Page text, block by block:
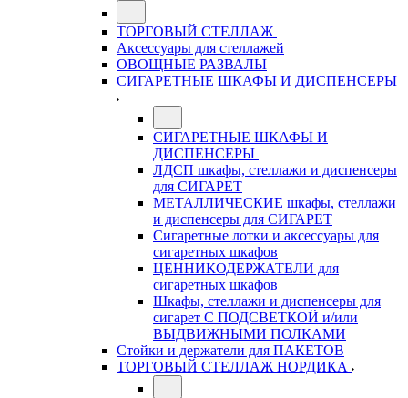
ТОРГОВЫЙ СТЕЛЛАЖ
Аксессуары для стеллажей
ОВОЩНЫЕ РАЗВАЛЫ
СИГАРЕТНЫЕ ШКАФЫ И ДИСПЕНСЕРЫ
СИГАРЕТНЫЕ ШКАФЫ И
ДИСПЕНСЕРЫ
ЛДСП шкафы, стеллажи и диспенсеры
для СИГАРЕТ
МЕТАЛЛИЧЕСКИЕ шкафы, стеллажи
и диспенсеры для СИГАРЕТ
Сигаретные лотки и аксессуары для
сигаретных шкафов
ЦЕННИКОДЕРЖАТЕЛИ для
сигаретных шкафов
Шкафы, стеллажи и диспенсеры для
сигарет С ПОДСВЕТКОЙ и/или
ВЫДВИЖНЫМИ ПОЛКАМИ
Стойки и держатели для ПАКЕТОВ
ТОРГОВЫЙ СТЕЛЛАЖ НОРДИКА